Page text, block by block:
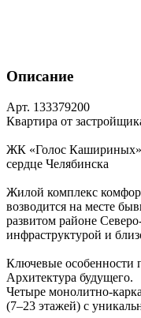
Описание
Арт. 133379200
Квартира от
ЖК «Голос
сердце Челябинска
Жилой комплекс
возводится на месте
развитом районе
инфраструктурой и
Ключевые особенности
Архитектура будущего.
Четыре
(7–23 этажей) с